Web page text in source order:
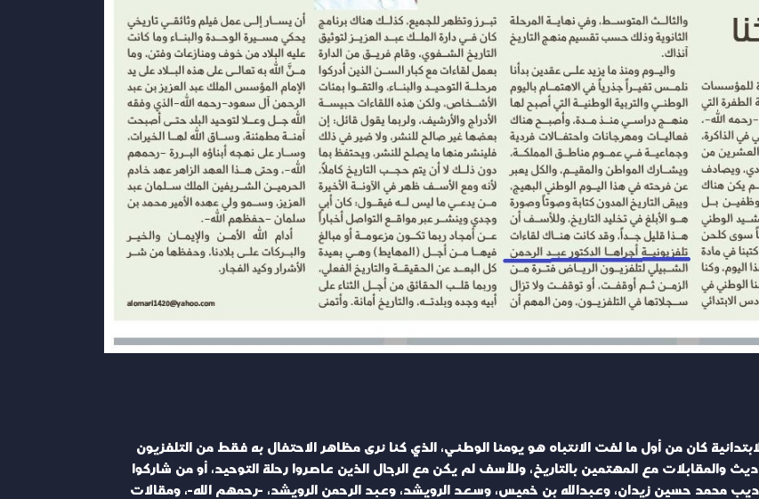
كان من أول ما لفت الانتباه هو يومنا الوطني، الذي كنا نرى مظاهر الاحتفال به فقط من التلفزيون
والمقابلات مع المهتمين بالتاريخ، وللأسف لم يكن مع الرجال الذين عاصروا رحلة التوحيد، أو من شاركوا
محمد حسين زيدان، وعبدالله بن خميس، وسعد الرويشد، وعبد الرحمن الرويشد، -رحمهم الله-، ومقالات